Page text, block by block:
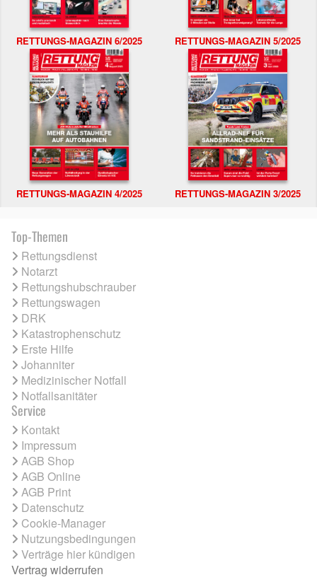
RETTUNGS-MAGAZIN 6/2025 RETTUNGS-MAGAZIN 5/2025
RETTUNGS-MAGAZIN 4/2025 RETTUNGS-MAGAZIN 3/2025
Top-Themen
Rettungsdienst
Notarzt
Rettungshubschrauber
Rettungswagen
DRK
Katastrophenschutz
Erste Hilfe
Johanniter
Medizinischer Notfall
Notfallsanitäter
Service
Kontakt
Impressum
AGB Shop
AGB Online
AGB Print
Datenschutz
Cookie-Manager
Nutzungsbedingungen
Verträge hier kündigen
Vertrag widerrufen